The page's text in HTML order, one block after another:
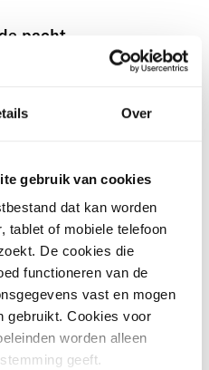
Over
gebruik van cookies
dat kan worden
tablet of mobiele telefoon
De cookies die
functioneren van de
vast en mogen
gebruikt. Cookies voor
worden alleen
geeft.
pacht
de huidige
looptijd van
zal wel
Hoe langer de
hoger de
zijn. Het doel is
verpachters te
voor
af te sluiten. Dit in
huidige